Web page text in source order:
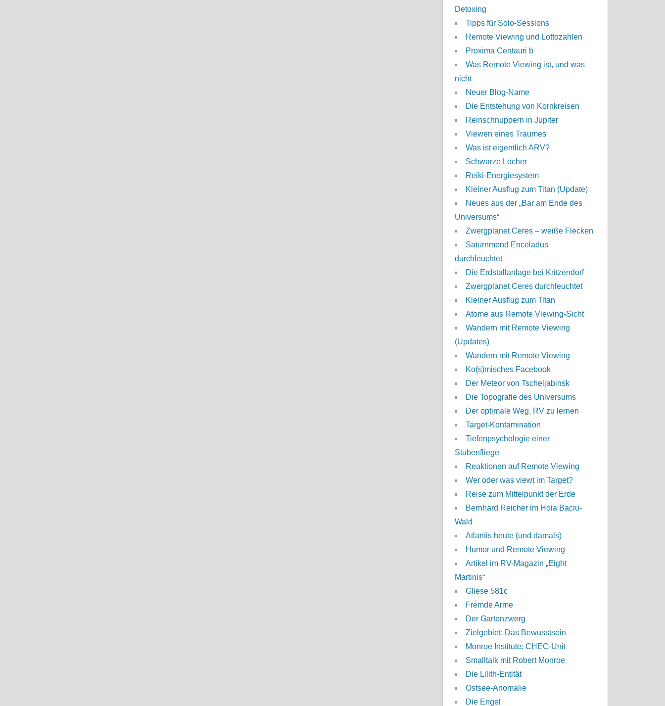
Detoxing
Tipps für Solo-Sessions
Remote Viewing und Lottozahlen
Proxima Centauri b
Was Remote Viewing ist, und was
nicht
Neuer Blog-Name
Die Entstehung von Kornkreisen
Reinschnuppern in Jupiter
Viewen eines Traumes
Was ist eigentlich ARV?
Schwarze Löcher
Reiki-Energiesystem
Kleiner Ausflug zum Titan (Update)
Neues aus der „Bar am Ende des
Universums“
Zwergplanet Ceres – weiße Flecken
Saturnmond Enceladus
durchleuchtet
Die Erdstallanlage bei Kritzendorf
Zwergplanet Ceres durchleuchtet
Kleiner Ausflug zum Titan
Atome aus Remote Viewing-Sicht
Wandern mit Remote Viewing
(Updates)
Wandern mit Remote Viewing
Ko(s)misches Facebook
Der Meteor von Tscheljabinsk
Die Topografie des Universums
Der optimale Weg, RV zu lernen
Target-Kontamination
Tiefenpsychologie einer
Stubenfliege
Reaktionen auf Remote Viewing
Wer oder was viewt im Target?
Reise zum Mittelpunkt der Erde
Bernhard Reicher im Hoia Baciu-
Wald
Atlantis heute (und damals)
Humor und Remote Viewing
Artikel im RV-Magazin „Eight
Martinis“
Gliese 581c
Fremde Arme
Der Gartenzwerg
Zielgebiet: Das Bewusstsein
Monroe Institute: CHEC-Unit
Smalltalk mit Robert Monroe
Die Lilith-Entität
Ostsee-Anomalie
Die Engel